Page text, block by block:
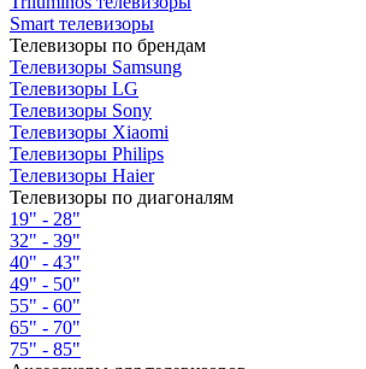
Smart телевизоры
Телевизоры по брендам
Телевизоры Samsung
Телевизоры LG
Телевизоры Sony
Телевизоры Xiaomi
Телевизоры Philips
Телевизоры Haier
Телевизоры по диагоналям
19" - 28"
32" - 39"
40" - 43"
49" - 50"
55" - 60"
65" - 70"
75" - 85"